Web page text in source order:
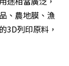
、農地膜、漁
3D列印原料，